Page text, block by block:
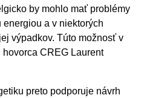
by mohlo mať problémy
a v niektorých
výpadkov. Túto možnosť v
CREG Laurent
preto podporuje návrh